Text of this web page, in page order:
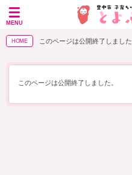
MENU
HOME このページは公開終了しました
このページは公開終了しました。